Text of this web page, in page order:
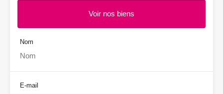
Voir nos biens
Nom
E-mail